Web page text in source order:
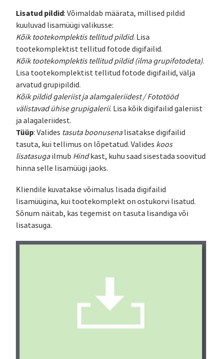
Lisatud pildid: Võimaldab määrata, millised pildid
kuuluvad lisamüügi valikusse:
Kõik tootekomplektis tellitud pildid. Lisa
tootekomplektist tellitud fotode digifailid.
Kõik tootekomplektis tellitud pildid (ilma grupifotodeta).
Lisa tootekomplektist tellitud fotode digifailid, välja
arvatud grupipildid.
Kõik pildid galeriist ja alamgaleriidest / Fototööd
välistavad ühise grupigalerii. Lisa kõik digifailid galeriist
ja alagaleriidest.
Tüüp: Valides tasuta boonusenalisatakse digifailid
tasuta, kui tellimus on lõpetatud. Valides koos
lisatasugailmub Hindkast, kuhu saad sisestada soovitud
hinna selle lisamüügi jaoks.
Kliendile kuvatakse võimalus lisada digifailid
lisamüügina, kui tootekomplekt on ostukorvi lisatud.
Sõnum näitab, kas tegemist on tasuta lisandiga või
lisatasuga.